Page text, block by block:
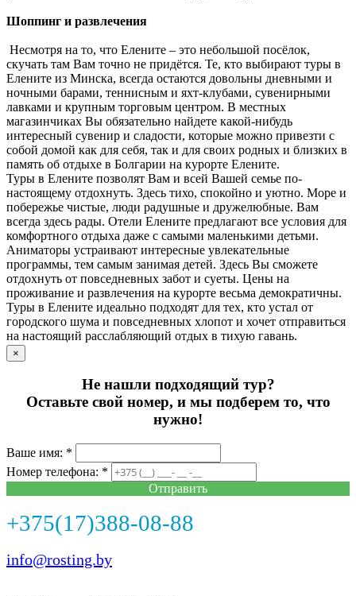
Шоппинг и развлечения
Несмотря на то, что Елените – это небольшой посёлок,
скучать там Вам точно не придётся. Те, кто выбирают туры в
Елените из Минска, всегда остаются довольны дневными и
ночными барами, теннисным и яхт-клубами, сувенирными
лавками и крупным торговым центром. В местных
магазинчиках Вы обязательно найдете какой-нибудь
интересный сувенир и сладости, которые можно привезти с
собой домой как для себя, так и для своих родных и близких в
память об отдыхе в Болгарии на курорте Елените.
Туры в Елените позволят Вам и всей Вашей семье по-
настоящему отдохнуть. Здесь тихо, спокойно и уютно. Море и
побережье чистые, люди радушные и дружелюбные. Вам
всегда здесь рады. Отели Елените предлагают все условия для
комфортного отдыха даже с самыми маленькими детьми.
Аниматоры устраивают интересные увлекательные
программы, тем самым занимая детей. Здесь Вы сможете
отдохнуть от повседневных забот и суеты. Цены на
проживание и развлечения на курорте весьма демократичны.
Туры в Елените идеально подходят для тех, кто устал от
городского шума и повседневных хлопот и хочет отправиться
на настоящий расслабляющий отдых в тихую гавань.
×
Не нашли подходящий тур?
Оставьте свой номер, и мы подберем то, что
нужно!
Ваше имя: *
Номер телефона: *
Отправить
+375(17)388-08-88
info@rosting.by